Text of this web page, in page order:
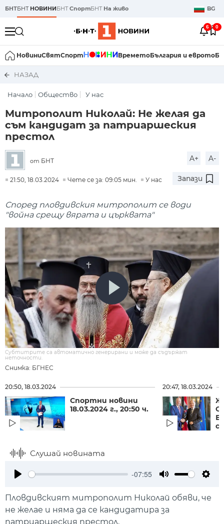
БНТБНТ НОВИНИБНТСпортБНТ На живо BG
6 0
НовиниСвятСпорт ВреметоБългария и еврото
НАЗАД
Начало Общество У нас
Митрополит Николай: Не желая да
съм кандидат за патриаршеския
престол
от БНТ A+ A-
21:50, 18.03.2024 Чете се за: 09:05 мин. У нас Запази
Според пловдивския митрополит се води
"война срещу вярата и църквата"
Снимка: БГНЕС
Субтитрите са автоматично генерирани и може да съдържат
неточности.
20:50, 18.03.2024
Спортни новини
18.03.2024 г., 20:50 ч.
20:47, 18.03.2024
Слушай новината
-07:55
Пловдивският митрополит Николай обяви, че
не желае и няма да се кандидатира за
патриаршеския престол.